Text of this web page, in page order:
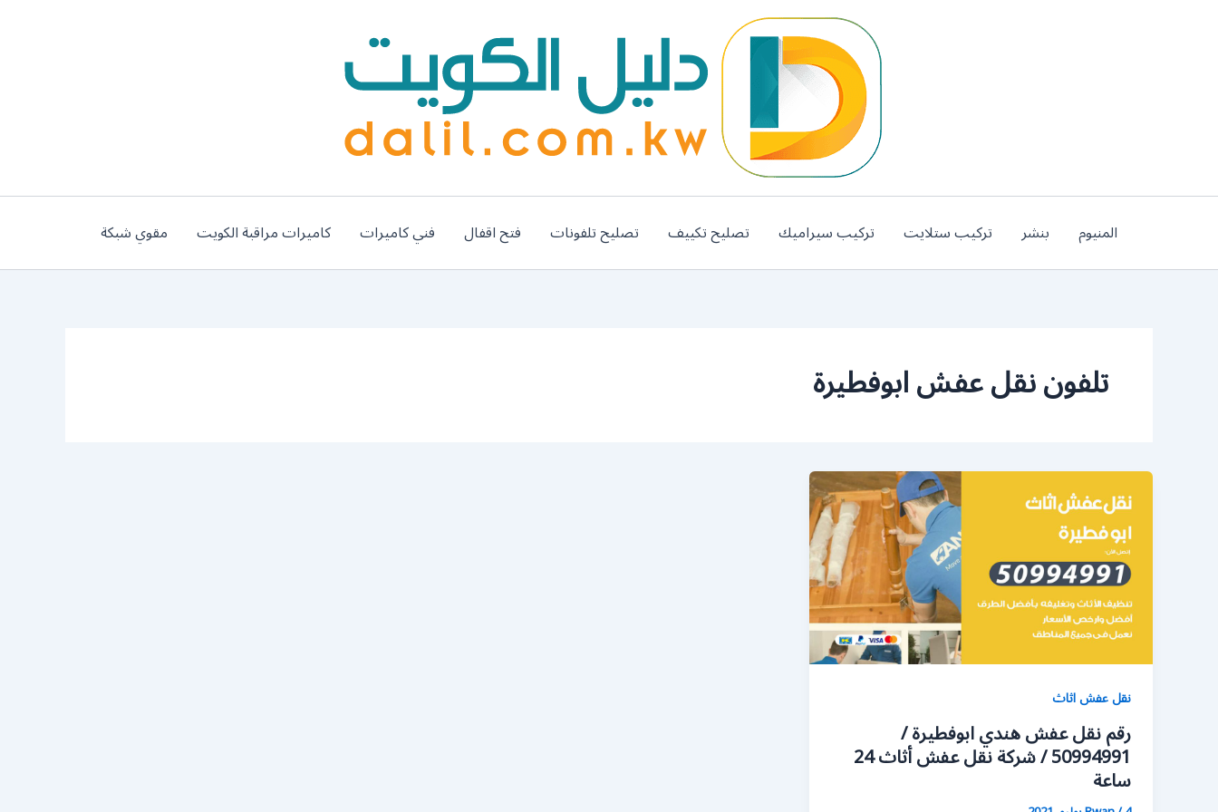
المنيوم بنشر تركيب ستلايت تركيب سيراميك تصليح تكييف تصليح تلفونات فتح اقفال فني كاميرات كاميرات مراقبة الكويت مقوي شبكة
تلفون نقل عفش ابوفطيرة
نقل عفش اثاث
رقم نقل عفش هندي ابوفطيرة /
50994991 / شركة نقل عفش أثاث 24
ساعة